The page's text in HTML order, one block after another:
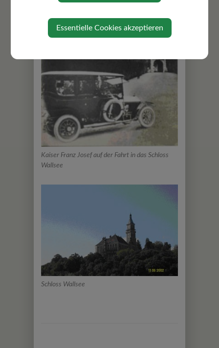
Kaiser Franz Josef auf der Fahrt in das Schloss
Wallsee
Schloss Wallsee
Essentielle Cookies akzeptieren